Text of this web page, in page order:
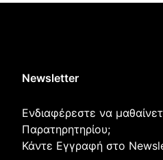
Newsletter
Ενδιαφέρεστε να
Παρατηρητηρίου;
Κάντε Εγγραφή στο